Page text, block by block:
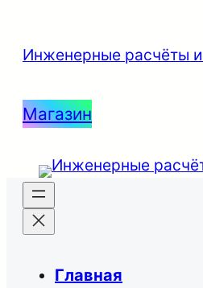
содержимому
Инженерные расчёты
Магазин
Главная